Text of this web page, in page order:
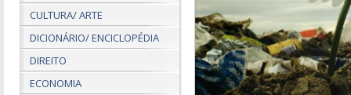
CULTURA/ ARTE
DICIONÁRIO/ ENCICLOPÉDIA
DIREITO
ECONOMIA